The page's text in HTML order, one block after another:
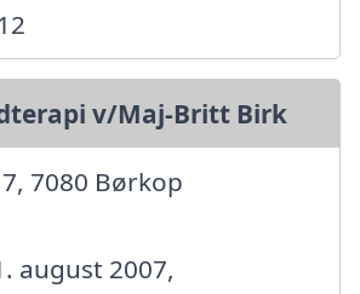
v/Maj-Britt Birk
7080 Børkop
august 2007,